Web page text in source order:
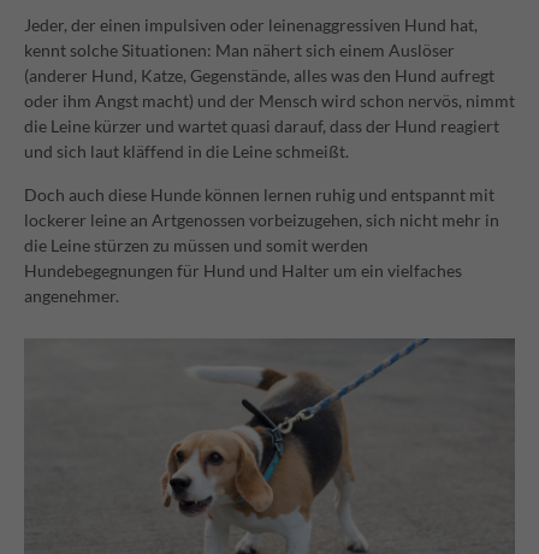
Jeder, der einen impulsiven oder leinenaggressiven Hund hat,
kennt solche Situationen: Man nähert sich einem Auslöser
(anderer Hund, Katze, Gegenstände, alles was den Hund aufregt
oder ihm Angst macht) und der Mensch wird schon nervös, nimmt
die Leine kürzer und wartet quasi darauf, dass der Hund reagiert
und sich laut kläffend in die Leine schmeißt.
Doch auch diese Hunde können lernen ruhig und entspannt mit
lockerer leine an Artgenossen vorbeizugehen, sich nicht mehr in
die Leine stürzen zu müssen und somit werden
Hundebegegnungen für Hund und Halter um ein vielfaches
angenehmer.